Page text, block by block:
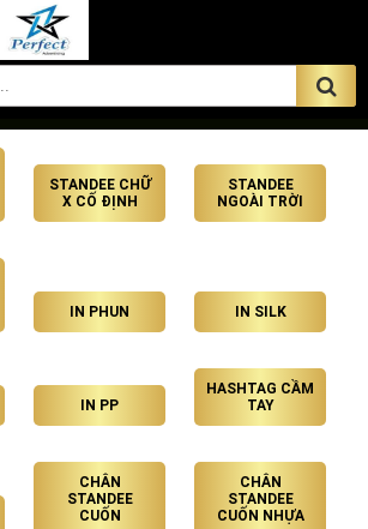
STANDEE CHỮ
X CỐ ĐỊNH
STANDEE
NGOÀI TRỜI
IN PHUN IN SILK
IN PP
HASHTAG CẦM
TAY
CHÂN
STANDEE
CUỐN
CHÂN
STANDEE
CUỐN NHỰA